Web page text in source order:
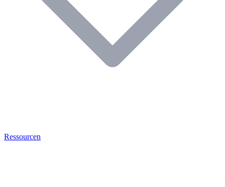
Ressourcen